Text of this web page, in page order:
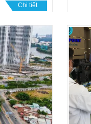
Chi tiết